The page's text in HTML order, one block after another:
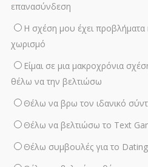
επανασύνδεση
Η σχέση μου έχει
χωρισμό
Είμαι σε μια μακροχρόνια
θέλω να την βελτιώσω
Θέλω να βρω τον ιδανικό
Θέλω να βελτιώσω το Text
Θέλω συμβουλές για το Dating